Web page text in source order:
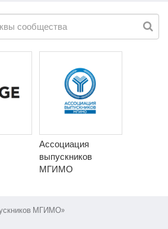
Ассоциация
выпускников
МГИМО
МГИМО»